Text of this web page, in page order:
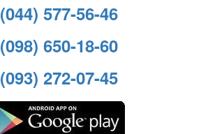
(044) 577-56-46
(098) 650-18-60
(093) 272-07-45